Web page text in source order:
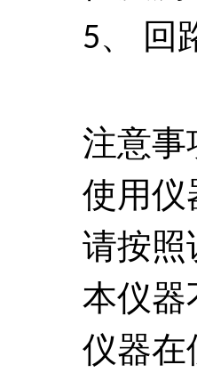
5、 回
注意事
使用仪
请按照
本仪器
仪器在